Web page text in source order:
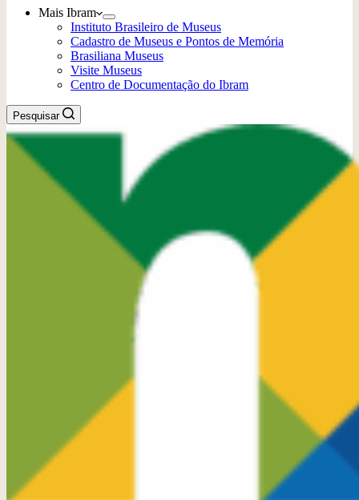
Mais Ibram
Instituto Brasileiro de Museus
Cadastro de Museus e Pontos de Memória
Brasiliana Museus
Visite Museus
Centro de Documentação do Ibram
Pesquisar